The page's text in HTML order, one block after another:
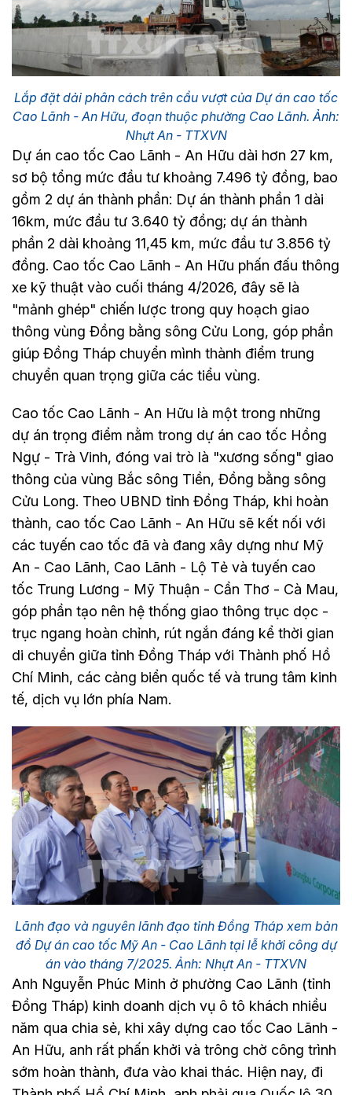
Lắp đặt dải phân cách trên cầu vượt của Dự án cao tốc
Cao Lãnh - An Hữu, đoạn thuộc phường Cao Lãnh. Ảnh:
Nhựt An - TTXVN
Dự án cao tốc Cao Lãnh - An Hữu dài hơn 27 km,
sơ bộ tổng mức đầu tư khoảng 7.496 tỷ đồng, bao
gồm 2 dự án thành phần: Dự án thành phần 1 dài
16km, mức đầu tư 3.640 tỷ đồng; dự án thành
phần 2 dài khoảng 11,45 km, mức đầu tư 3.856 tỷ
đồng. Cao tốc Cao Lãnh - An Hữu phấn đấu thông
xe kỹ thuật vào cuối tháng 4/2026, đây sẽ là
"mảnh ghép" chiến lược trong quy hoạch giao
thông vùng Đồng bằng sông Cửu Long, góp phần
giúp Đồng Tháp chuyển mình thành điểm trung
chuyển quan trọng giữa các tiểu vùng.
Cao tốc Cao Lãnh - An Hữu là một trong những
dự án trọng điểm nằm trong dự án cao tốc Hồng
Ngự - Trà Vinh, đóng vai trò là "xương sống" giao
thông của vùng Bắc sông Tiền, Đồng bằng sông
Cửu Long. Theo UBND tỉnh Đồng Tháp, khi hoàn
thành, cao tốc Cao Lãnh - An Hữu sẽ kết nối với
các tuyến cao tốc đã và đang xây dựng như Mỹ
An - Cao Lãnh, Cao Lãnh - Lộ Tẻ và tuyến cao
tốc Trung Lương - Mỹ Thuận - Cần Thơ - Cà Mau,
góp phần tạo nên hệ thống giao thông trục dọc -
trục ngang hoàn chỉnh, rút ngắn đáng kể thời gian
di chuyển giữa tỉnh Đồng Tháp với Thành phố Hồ
Chí Minh, các cảng biển quốc tế và trung tâm kinh
tế, dịch vụ lớn phía Nam.
Lãnh đạo và nguyên lãnh đạo tỉnh Đồng Tháp xem bản
đồ Dự án cao tốc Mỹ An - Cao Lãnh tại lễ khởi công dự
án vào tháng 7/2025. Ảnh: Nhựt An - TTXVN
Anh Nguyễn Phúc Minh ở phường Cao Lãnh (tỉnh
Đồng Tháp) kinh doanh dịch vụ ô tô khách nhiều
năm qua chia sẻ, khi xây dựng cao tốc Cao Lãnh -
An Hữu, anh rất phấn khởi và trông chờ công trình
sớm hoàn thành, đưa vào khai thác. Hiện nay, đi